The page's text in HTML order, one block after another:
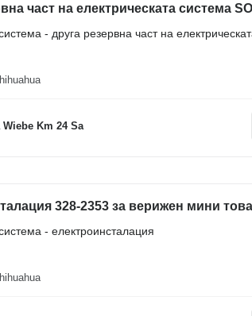
- друга резервна част на
Km 24 Sa
328-2353 за верижен мини
- електроинсталация